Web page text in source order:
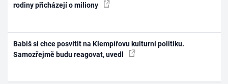
rodiny přicházejí o miliony
Babiš si chce posvítit na Klempířovu kulturní politiku.
Samozřejmě budu reagovat, uvedl